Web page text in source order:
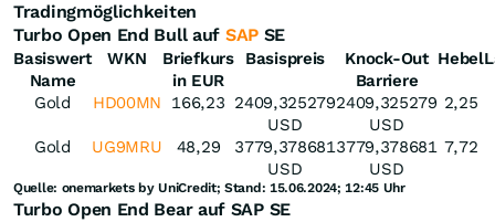
Tradingmöglichkeiten
Turbo Open End Bull auf SAPSE
Basiswert
Name
WKN
Briefkurs
in EUR
Basispreis
Knock-Out
Barriere
Hebel
Gold HD00MN 166,23 2409,325279
USD
2409,325279
USD
2,25
Gold UG9MRU 48,29
3779,378681
USD
3779,378681
USD
7,72
Quelle: onemarkets by UniCredit; Stand: 15.06.2024; 12:45 Uhr
Turbo Open End Bear auf SAP SE